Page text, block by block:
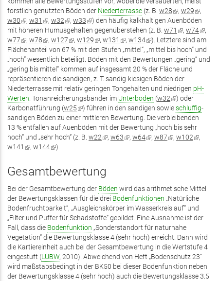
forstlich genutzten Böden der Niederterrasse (z. B. w28(Link
ist
extern)
, w29(Link
ist
extern)
,
w30(Link
ist
extern)
, w31 (Link
ist
extern)
, w32(Link
ist
extern)
, w33(Link
ist
extern)
) den häufig kalkhaltigen Auenböden
mit höheren Humusgehalten gegenüberstehen (z. B. w71 (Link
ist
extern)
, w74(Link
ist
,
w77(Link
ist
extern)
, w78(Link
ist
extern)
, w127(Link
ist
extern)
, w129(Link
ist
extern)
, w131 (Link
ist
extern)
, w134(Link
ist
extern)
). Letztere sind am
Flächenanteil von 67 % mit den Stufen „mittel“, „mittel bis hoch“ und
„hoch“ wesentlich beteiligt. Böden mit den Bewertungen „gering“ und
„gering bis mittel“ kommen auf insgesamt 20 % der Fläche und
repräsentieren die sandigen, z. T. sandig-kiesigen Böden der
Niederterrasse mit relativ geringen Tongehalten und niedrigen pH-
Werten. Tonanreicherungsbänder im Unterboden (w32(Link
ist
extern)
) oder
Karbonatführung (w25(Link
ist
extern)
) führen in den sandigen sowieschluffig-
sandigen Böden zu einer mittleren Bewertung. Die verbleibenden
13 % entfallen auf Auenböden mit der Bewertung „hoch bis sehr
hoch“ und „sehr hoch“ (z. B. w22(Link
, w63(Link
, w64(Link
, w87(Link
, w102(Link
,
w141 (Link
, w144(Link
extern)
).
Gesamtbewertung
Bei der Gesamtbewertung der Böden wird das arithmetische Mittel
der Bewertungsklassen für die drei Bodenfunktionen „Natürliche
Bodenfruchtbarkeit“, „Ausgleichskörper im Wasserkreislauf“ und
„Filter und Puffer für Schadstoffe“ gebildet. Eine Ausnahme ist der
Fall, dass die Bodenfunktion „Sonderstandort für naturnahe
Vegetation“ die Bewertungsklasse 4 (sehr hoch) erreicht. Dann wird
die Kartiereinheit auch bei der Gesamtbewertung in die Wertstufe 4
eingestuft (LUBW, 2010). Abweichend von Heft „Bodenschutz 23“
wird maßstabsbedingt in der BK50 bei dieser Bodenfunktion neben
der Bewertungsklasse 4 (sehr hoch) auch die Bewertungsklasse 3.5